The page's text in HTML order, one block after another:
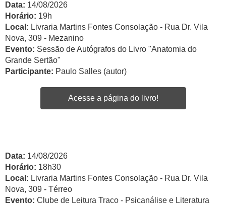
Data: 14/08/2026
Horário: 19h
Local: Livraria Martins Fontes Consolação - Rua Dr. Vila
Nova, 309 - Mezanino
Evento: Sessão de Autógrafos do Livro "Anatomia do
Grande Sertão"
Participante: Paulo Salles (autor)
Acesse a página do livro!
Data: 14/08/2026
Horário: 18h30
Local: Livraria Martins Fontes Consolação - Rua Dr. Vila
Nova, 309 - Térreo
Evento: Clube de Leitura Traço - Psicanálise e Literatura